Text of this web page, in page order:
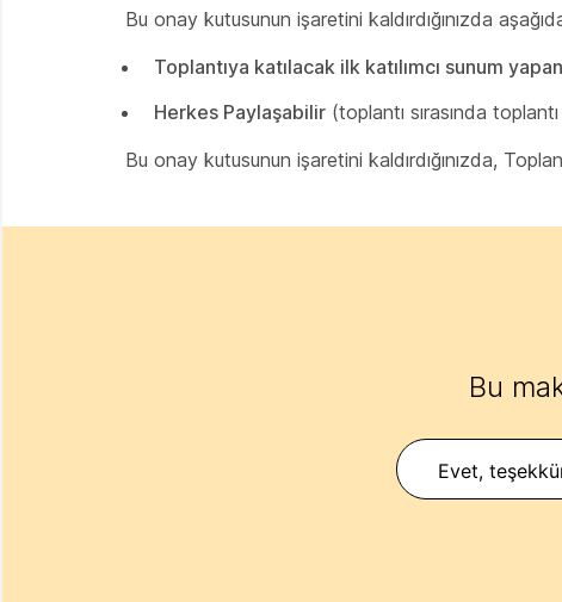
Bu onay kutusunun işaretini kaldırdığınızda
Toplantıya katılacak ilk katılımcı sunum
Herkes Paylaşabilir (toplantı sırasında
Bu onay kutusunun işaretini kaldırdığınızda,
Bu
Evet,